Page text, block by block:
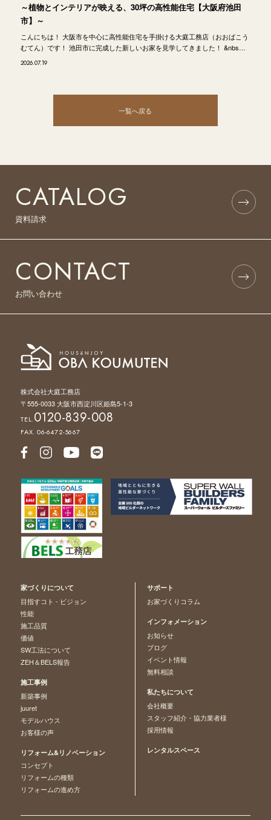
～植物とインテリアが映える、30坪の高性能住宅【大阪府池田
市】～
こんにちは！ 大阪市を中心に高性能住宅を手掛ける大庭工務店（おおばこう
むてん）です！ 池田市に完成した新しいお家を見学してきました！ &nbs…
2026.07.19
一覧へ戻る
CATALOG
資料請求
CONTACT
お問い合わせ
株式会社大庭工務店
〒555-0033 大阪市西淀川区姫島5-1-3
TEL.0120-839-008
FAX. 06-6472-5667
家づくりについて
目指すコト - ビジョン
性能
施工品質
価値
SW工法について
ZEH＆BELS報告
施工事例
新築事例
juuret
モデルハウス
お客様の声
リフォーム&リノベーション
コンセプト
リフォームの種類
リフォームの進め方
サポート
お家づくりコラム
インフォメーション
お知らせ
ブログ
イベント情報
無料相談
私たちについて
会社概要
スタッフ紹介・協力業者様
採用情報
レンタルスペース